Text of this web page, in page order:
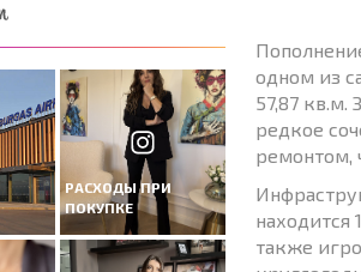
РАСХОДЫ ПРИ
ПОКУПКЕ
одном из
57,87 кв.м.
редкое
ремонтом,
также